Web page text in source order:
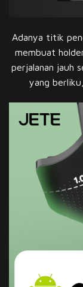
Adanya titik
membuat
perjalanan jauh
yang